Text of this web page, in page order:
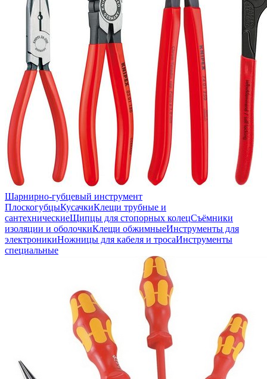
Шарнирно-губцевый инструмент
ПлоскогубцыКусачкиКлещи трубные и
сантехническиеЩипцы для стопорных колецСъёмники
изоляции и оболочкиКлещи обжимныеИнструменты для
электроникиНожницы для кабеля и тросаИнструменты
специальные